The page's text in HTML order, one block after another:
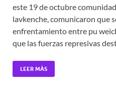
este 19 de octubre
lavkenche, comunicaron que
enfrentamiento entre pu
que las fuerzas represivas
LEER MÁS